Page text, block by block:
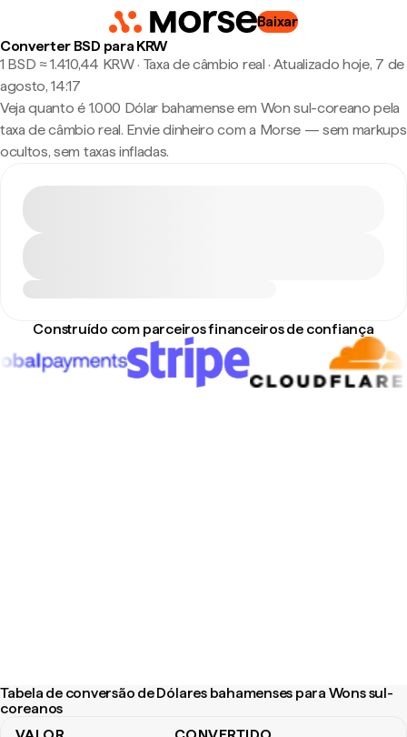
Baixar
Converter BSD para KRW
1 BSD ≈ 1.410,44 KRW · Taxa de câmbio real · Atualizado hoje, 7 de
agosto, 14:17
Veja quanto é 1.000 Dólar bahamense em Won sul-coreano pela
taxa de câmbio real. Envie dinheiro com a Morse — sem markups
ocultos, sem taxas infladas.
Construído com parceiros financeiros de confiança
Tabela de conversão de Dólares bahamenses para Wons sul-
coreanos